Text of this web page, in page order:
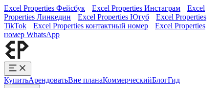
Excel Properties Фейсбук Excel Properties Инстаграм
Excel
Properties Линкедин
Excel Properties Ютуб
Excel Properties
TikTok
Excel Properties контактный номер
Excel Properties
номер WhatsApp
КупитьАрендоватьВне планаКоммерческийБлогГид